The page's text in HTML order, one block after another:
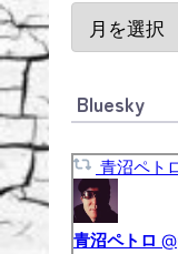
Bluesky